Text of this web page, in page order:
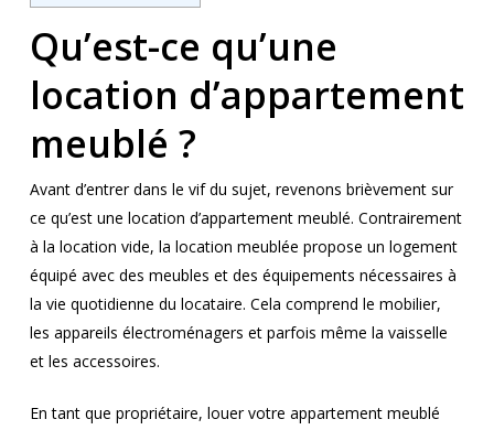
Qu’est-ce qu’une
location d’appartement
meublé ?
Avant d’entrer dans le vif du sujet, revenons brièvement sur
ce qu’est une location d’appartement meublé. Contrairement
à la location vide, la location meublée propose un logement
équipé avec des meubles et des équipements nécessaires à
la vie quotidienne du locataire. Cela comprend le mobilier,
les appareils électroménagers et parfois même la vaisselle
et les accessoires.
En tant que propriétaire, louer votre appartement meublé